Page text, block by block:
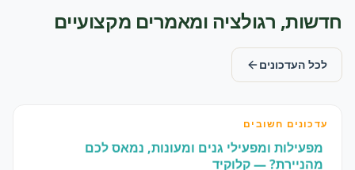
חדשות, רגולציה ומאמרים מקצועיים
לכל העדכונים
עדכונים חשובים
מהניירת? — קלוקיד
מחשבון עזר לחישוב תפוסה ותקינה במעונות יום